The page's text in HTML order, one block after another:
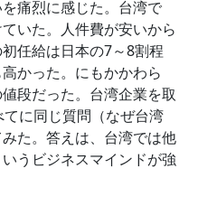
痛烈に感じた。台湾で
いた。人件費が安いから
任給は日本の7～8割程
かった。にもかかわら
段だった。台湾企業を取
に同じ質問（なぜ台湾
た。答えは、台湾では他
うビジネスマインドが強